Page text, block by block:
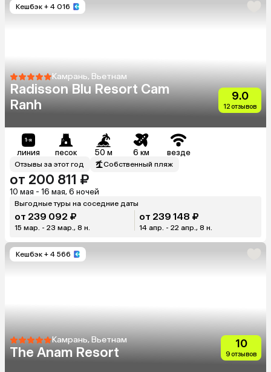
Кешбэк + 4 016
Камрань, Вьетнам
Radisson Blu Resort Cam
Ranh
9.0
12 отзывов
линия песок 50 м 6 км везде
Отзывы за этот год Собственный пляж
от 200 811 ₽
10 мая - 16 мая, 6 ночей
Выгодные туры на соседние даты
от 239 092 ₽
15 мар. - 23 мар., 8 н.
от 239 148 ₽
14 апр. - 22 апр., 8 н.
Кешбэк + 4 566
Камрань, Вьетнам
The Anam Resort
10
9 отзывов